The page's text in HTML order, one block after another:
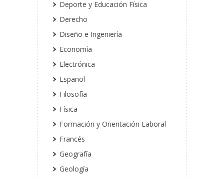
Deporte y Educación Física
Derecho
Diseño e Ingeniería
Economía
Electrónica
Español
Filosofía
Física
Formación y Orientación Laboral
Francés
Geografía
Geología